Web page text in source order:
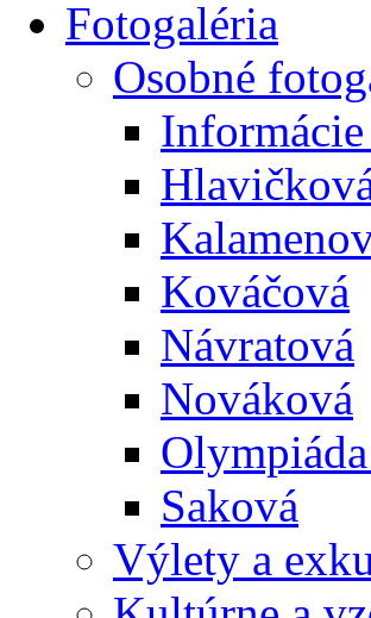
Fotogaléria
Osobné
Kováčová
Návratová
Nováková
Saková
Výlety a